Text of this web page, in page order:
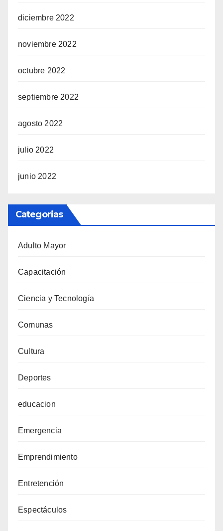
diciembre 2022
noviembre 2022
octubre 2022
septiembre 2022
agosto 2022
julio 2022
junio 2022
Categorias
Adulto Mayor
Capacitación
Ciencia y Tecnología
Comunas
Cultura
Deportes
educacion
Emergencia
Emprendimiento
Entretención
Espectáculos